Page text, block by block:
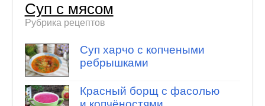
Суп с мясом
Рубрика рецептов
Суп харчо с копчеными
ребрышками
Красный борщ с фасолью